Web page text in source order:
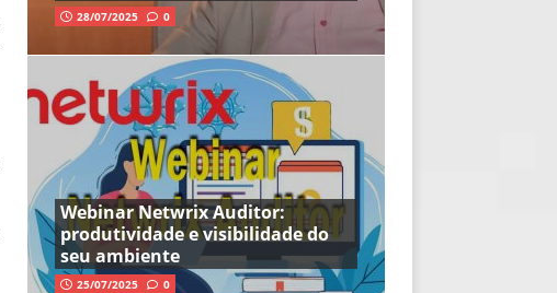
28/07/2025 0
Webinar Netwrix Auditor:
produtividade e visibilidade do
seu ambiente
25/07/2025 0